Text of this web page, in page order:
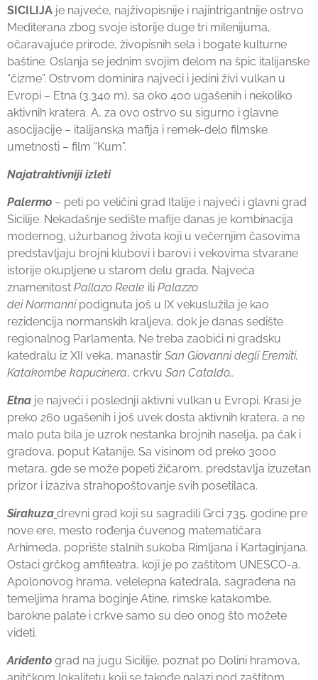
SICILIJA je najveće, najživopisnije i najintrigantnije ostrvo
Mediterana zbog svoje istorije duge tri milenijuma,
očaravajuće prirode, živopisnih sela i bogate kulturne
baštine. Oslanja se jednim svojim delom na špic italijanske
“čizme”. Ostrvom dominira najveći i jedini živi vulkan u
Evropi – Etna (3.340 m), sa oko 400 ugašenih i nekoliko
aktivnih kratera. A, za ovo ostrvo su sigurno i glavne
asocijacije – italijanska mafija i remek-delo filmske
umetnosti – film “Kum”.
Najatraktivniji izleti
Palermo – peti po veličini grad Italije i najveći i glavni grad
Sicilije. Nekadašnje sedište mafije danas je kombinacija
modernog, užurbanog života koji u večernjim časovima
predstavljaju brojni klubovi i barovi i vekovima stvarane
istorije okupljene u starom delu grada. Najveća
znamenitost Pallazo Reale ili Palazzo
dei Normanni podignuta još u IX vekuslužila je kao
rezidencija normanskih kraljeva, dok je danas sedište
regionalnog Parlamenta. Ne treba zaobići ni gradsku
katedralu iz XII veka, manastir San Giovanni degli Eremiti,
Katakombe kapucinera, crkvu San Cataldo…
Etna je najveći i poslednji aktivni vulkan u Evropi. Krasi je
preko 260 ugašenih i još uvek dosta aktivnih kratera, a ne
malo puta bila je uzrok nestanka brojnih naselja, pa čak i
gradova, poput Katanije. Sa visinom od preko 3000
metara, gde se može popeti žičarom, predstavlja izuzetan
prizor i izaziva strahopoštovanje svih posetilaca.
Sirakuza drevni grad koji su sagradili Grci 735. godine pre
nove ere, mesto rođenja čuvenog matematičara
Arhimeda, poprište stalnih sukoba Rimljana i Kartaginjana.
Ostaci grčkog amfiteatra, koji je po zaštitom UNESCO-a,
Apolonovog hrama, velelepna katedrala, sagrađena na
temeljima hrama boginje Atine, rimske katakombe,
barokne palate i crkve samo su deo onog što možete
videti.
Ariđento grad na jugu Sicilije, poznat po Dolini hramova,
anitčkom lokalitetu koji se takođe nalazi pod zaštitom